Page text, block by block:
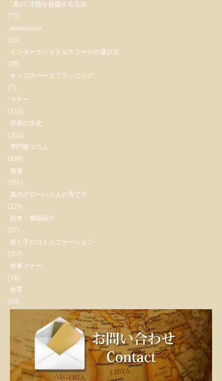
”真の”才能を発掘する方法
(75)
Information
(55)
インターナショナルスクールの選び方
(29)
キッズスペースプランニング
(7)
マナー
(132)
世界の文化
(262)
専門家コラム
(839)
発達
(181)
真のグローバル人の育て方
(229)
絵本・書籍紹介
(97)
親と子のコミュニケーション
(267)
食事マナー
(14)
食育
(60)